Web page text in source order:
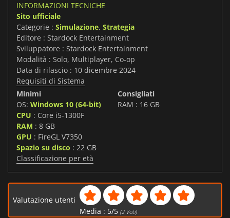
INFORMAZIONI TECNICHE
Sito ufficiale
Categorie : Simulazione, Strategia
Editore : Stardock Entertainment
Sviluppatore : Stardock Entertainment
Modalità : Solo, Multiplayer, Co-op
Data di rilascio : 10 dicembre 2024
Requisiti di Sistema
Minimi
OS: Windows 10 (64-bit)
CPU : Core i5-1300F
RAM : 8 GB
GPU : FireGL V7350
Spazio su disco : 22 GB
Consigliati
RAM : 16 GB
Classificazione per età
Valutazione utenti
Media : 5/5 (2Voti)